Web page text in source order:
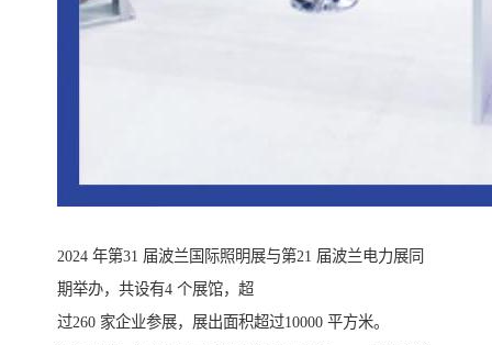
2024 年第31 届波兰国际照明展与第21 届波兰电力展同
期举办，共设有4 个展馆，超
过260 家企业参展，展出面积超过10000 平方米。